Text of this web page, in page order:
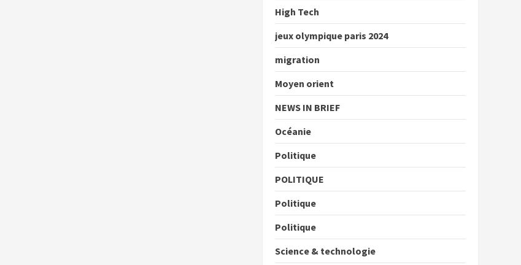
High Tech
jeux olympique paris 2024
migration
Moyen orient
NEWS IN BRIEF
Océanie
Politique
POLITIQUE
Politique
Politique
Science & technologie